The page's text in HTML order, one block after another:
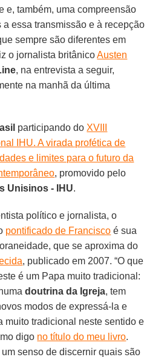
e, também, uma compreensão
essa transmissão e à recepção
sempre são diferentes em
o jornalista britânicoAusten
, na entrevista a seguir,
na manhã da última
participando do XVIII
IHU. A virada profética de
e limites para o futuro da
, promovido pelo
Unisinos - IHU.
político e jornalista, o
pontificado de Francisco é sua
que se aproxima do
, publicado em 2007. “O que
é um Papa muito tradicional:
doutrina da Igreja, tem
modos de expressá-la e
muito tradicional neste sentido e
digo no título do meu livro.
senso de discernir quais são